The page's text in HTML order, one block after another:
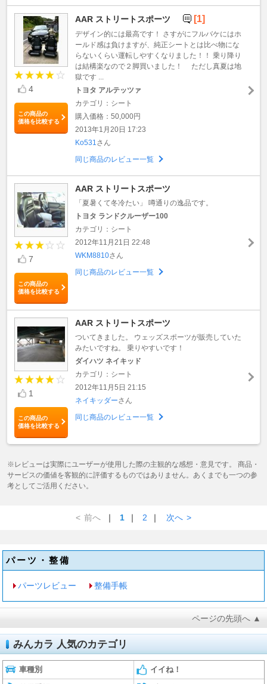
4
この商品の
価格を比較する
AAR ストリートスポーツ [1]
デザイン的には最高です！ さすがにフルバケにはホ
ールド感は負けますが、純正シートとは比べ物にな
らないくらい運転しやすくなりました！！ 乗り降り
は結構楽なので２脚買いました！ ただし真夏は地
獄です ...
トヨタ アルテッツァ
カテゴリ：シート
購入価格：50,000円
2013年1月20日 17:23
Ko531 さん
同じ商品のレビュー一覧
7
この商品の
価格を比較する
AAR ストリートスポーツ
「夏暑くて冬冷たい」 噂通りの逸品です。
トヨタ ランドクルーザー100
カテゴリ：シート
2012年11月21日 22:48
WKM8810さん
同じ商品のレビュー一覧
1
この商品の
価格を比較する
AAR ストリートスポーツ
ついてきました。 ウェッズスポーツが販売していた
みたいですね。 乗りやすいです！
ダイハツ ネイキッド
カテゴリ：シート
2012年11月5日 21:15
ネイキッダーさん
同じ商品のレビュー一覧
※レビューは実際にユーザーが使用した際の主観的な感想・意見です。 商品・
サービスの価値を客観的に評価するものではありません。あくまでも一つの参
考としてご活用ください。
< 前へ ｜ 1 ｜ 2 ｜ 次へ >
パーツ・整備
パーツレビュー 整備手帳
ページの先頭へ ▲
みんカラ 人気のカテゴリ
車種別 イイね！